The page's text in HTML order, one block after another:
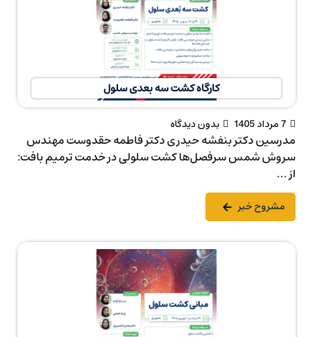
کارگاه کشت سه بعدی سلول
7 مرداد 1405 بدون دیدگاه
مدرسین دکتر بنفشه حیدری دکتر فاطمه حقدوست مهندس
سروش شمس سرفصل‌ها کشت سلولی در خدمت ترمیم بافت:
از ...
مشروح خبر